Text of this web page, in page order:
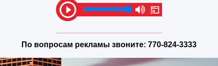
По вопросам рекламы звоните: 770-824-3333